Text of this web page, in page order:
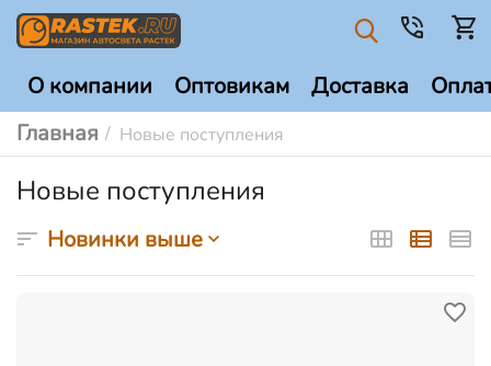
О компании Оптовикам Доставка
Главная / Новые поступления
Новые поступления
Новинки выше